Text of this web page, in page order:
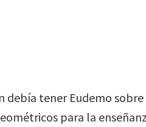
debía tener Eudemo
para la